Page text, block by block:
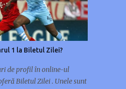
1 la Biletul Zilei?
de profil în online-ul
Biletul Zilei . Unele sunt